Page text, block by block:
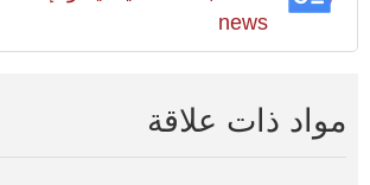
news
مواد ذات علاقة